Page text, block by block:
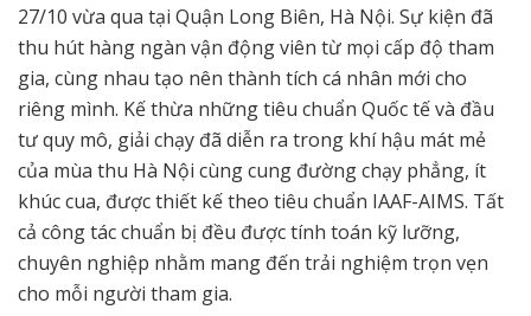
27/10 vừa qua tại Quận Long Biên, Hà Nội. Sự kiện đã
thu hút hàng ngàn vận động viên từ mọi cấp độ tham
gia, cùng nhau tạo nên thành tích cá nhân mới cho
riêng mình. Kế thừa những tiêu chuẩn Quốc tế và đầu
tư quy mô, giải chạy đã diễn ra trong khí hậu mát mẻ
của mùa thu Hà Nội cùng cung đường chạy phẳng, ít
khúc cua, được thiết kế theo tiêu chuẩn IAAF-AIMS. Tất
cả công tác chuẩn bị đều được tính toán kỹ lưỡng,
chuyên nghiệp nhằm mang đến trải nghiệm trọn vẹn
cho mỗi người tham gia.